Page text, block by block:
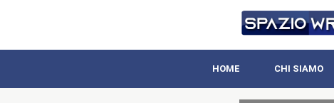
HOME CHI SIAMO